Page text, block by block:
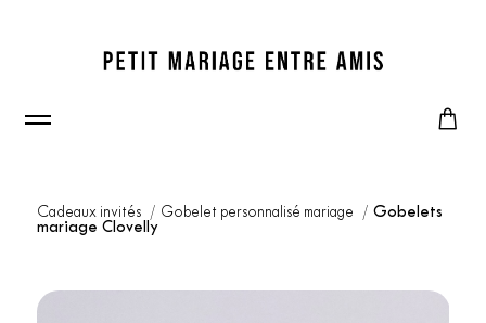
Cadeaux invités Gobelet personnalisé mariage
Gobelets
mariage Clovelly